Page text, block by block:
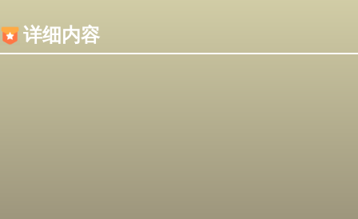
详细内容